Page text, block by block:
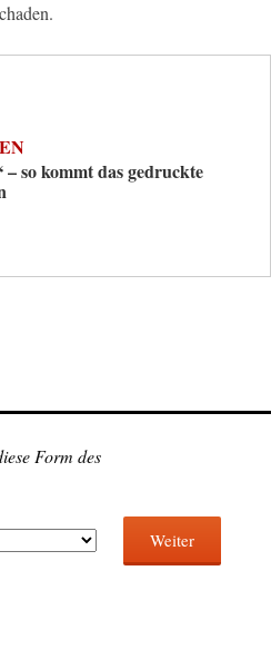
so kommt das gedruckte
Form des
Weiter